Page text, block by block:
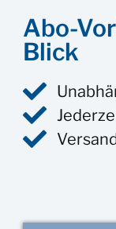
Abo-
Blick